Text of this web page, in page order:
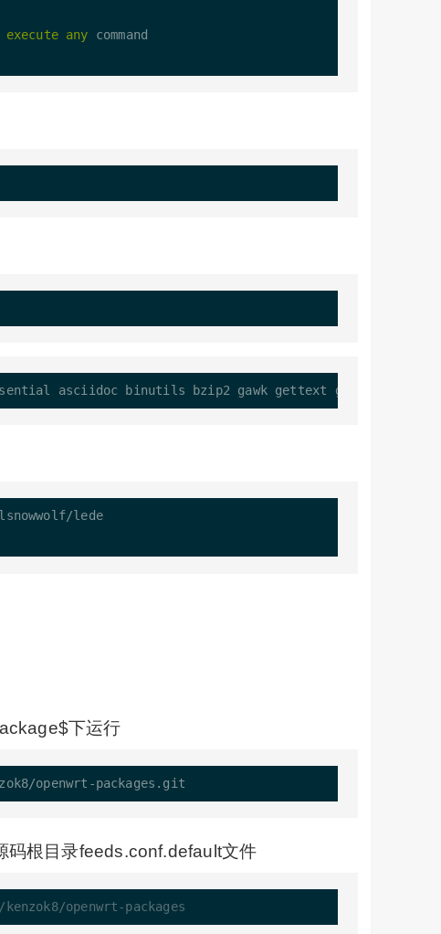
execute any command
asciidoc binutils bzip2 gawk gettext git libncurses5
lede
下运行
码根目录feeds.conf.default文件
openwrt-packages